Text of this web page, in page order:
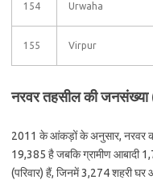
154 Urwaha
155 Virpur
नरवर तहसील की
2011 के आंकड़ों के अनुसार, नरवर
19,385 है जबकि ग्रामीण आबादी
(परिवार) हैं, जिनमें 3,274 शहरी